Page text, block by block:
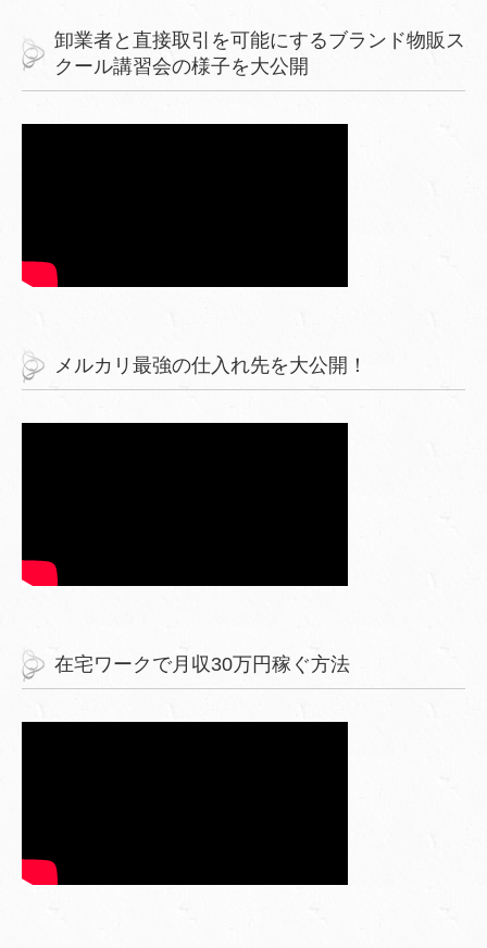
卸業者と直接取引を可能にするブランド物販ス
クール講習会の様子を大公開
メルカリ最強の仕入れ先を大公開！
在宅ワークで月収30万円稼ぐ方法